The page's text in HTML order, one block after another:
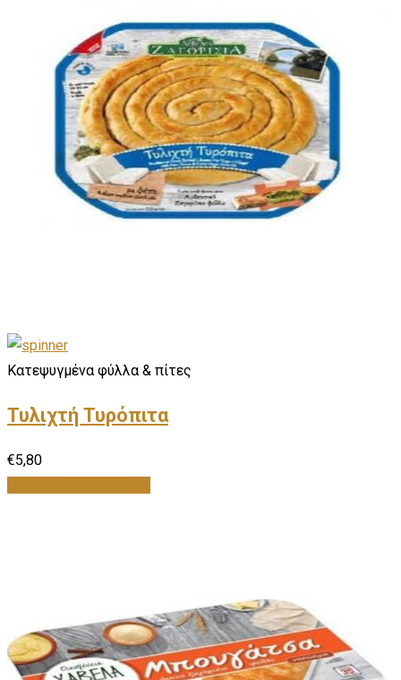
Κατεψυγμένα φύλλα & πίτες
Τυλιχτή Τυρόπιτα
€5,80